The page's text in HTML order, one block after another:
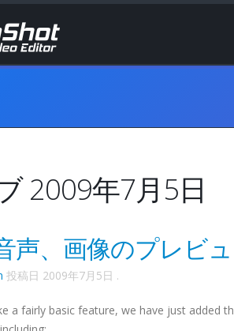
2009年7月5日
声、画像のプレビュ
投稿日 2009年7月5日 .
a fairly basic feature, we have just added